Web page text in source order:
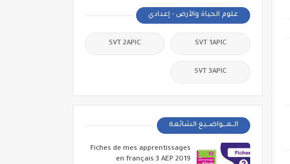
علوم الحياة والأرض - إعدادي
SVT 1APIC
SVT 2APIC
SVT 3APIC
الــمـــواضــيع الشائعة
Fiches de mes apprentissages
en français 3 AEP 2019